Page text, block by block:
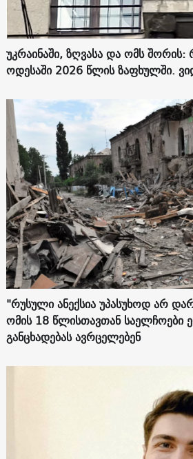
უკრაინაში, ზღვასა და ომს
ოდესაში 2026 წლის ზაფხულში.
"რუსული ანექსია უპასუხოდ არ
ომის 18 წლისთავთან
განცხადებას ავრცელებენ